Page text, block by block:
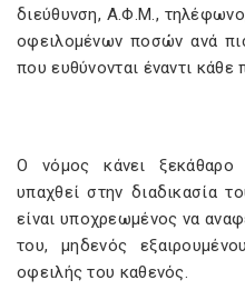
διεύθυνση, Α.Φ.Μ.,
οφειλοµένων ποσών ανά
που ευθύνονται έναντι κάθε
Ο νόμος κάνει ξεκάθαρο
υπαχθεί στην διαδικασία
είναι υποχρεωμένος να
του, μηδενός
οφειλής του καθενός.